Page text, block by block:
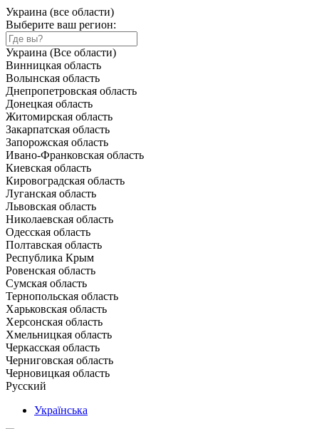
Украина (все области)
Выберите ваш регион:
Украина (Все области)
Винницкая область
Волынская область
Днепропетровская область
Донецкая область
Житомирская область
Закарпатская область
Запорожская область
Ивано-Франковская область
Киевская область
Кировоградская область
Луганская область
Львовская область
Николаевская область
Одесская область
Полтавская область
Республика Крым
Ровенская область
Сумская область
Тернопольская область
Харьковская область
Херсонская область
Хмельницкая область
Черкасская область
Черниговская область
Черновицкая область
Русский
Українська